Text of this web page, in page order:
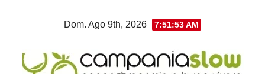
Dom. Ago 9th, 2026 7:51:54 AM